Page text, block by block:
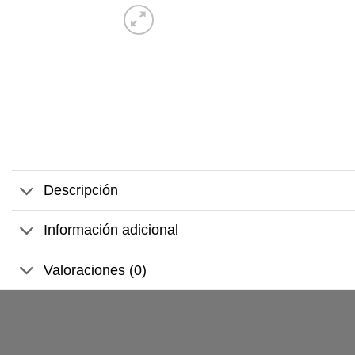
Descripción
Información adicional
Valoraciones (0)